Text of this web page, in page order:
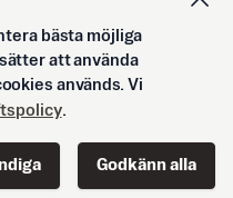
bästa möjliga
att använda
används. Vi
.
Godkänn alla